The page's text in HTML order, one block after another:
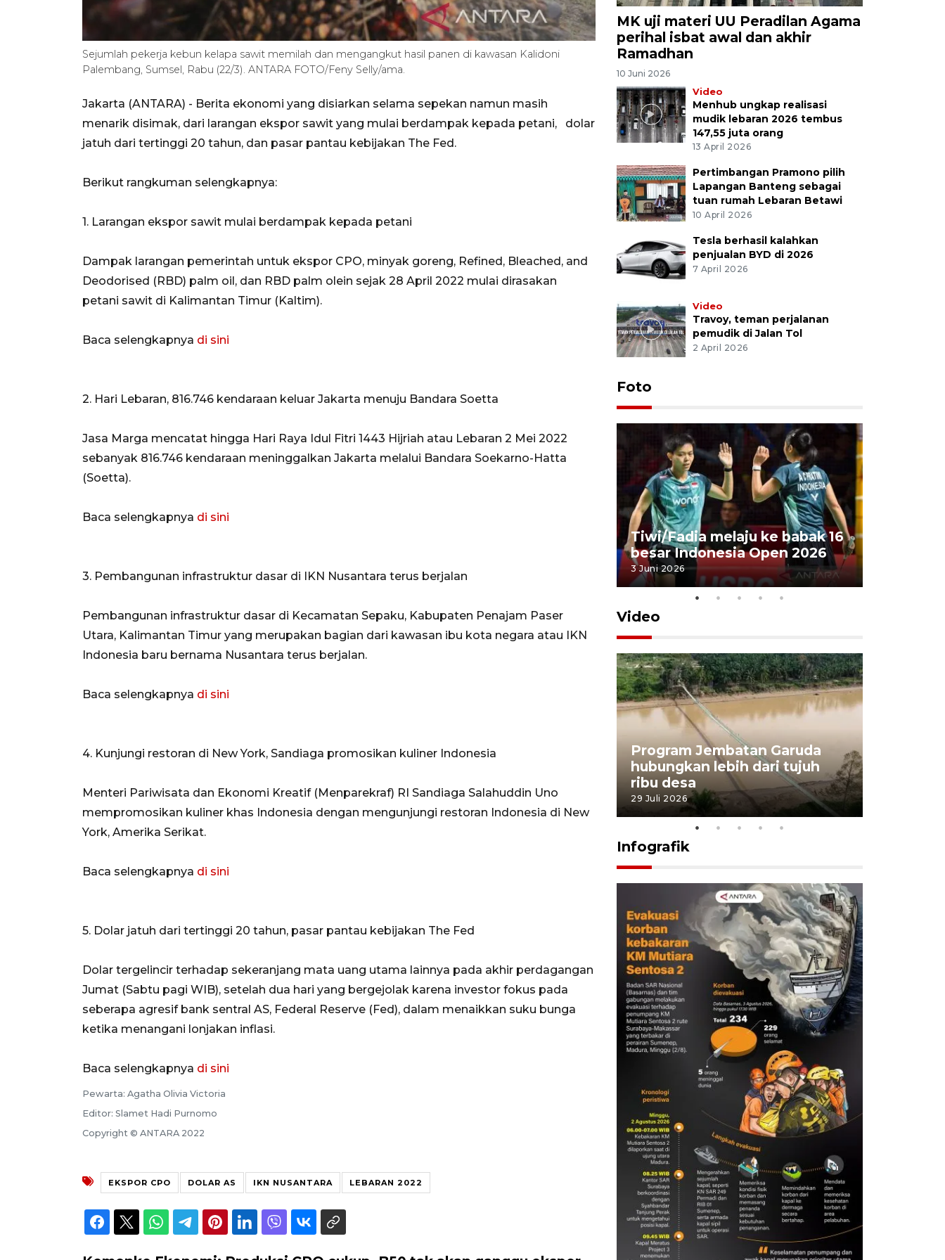
Sejumlah pekerja kebun kelapa sawit memilah dan mengangkut hasil panen di kawasan Kalidoni
Palembang, Sumsel, Rabu (22/3). ANTARA FOTO/Feny Selly/ama.
Jakarta (ANTARA) - Berita ekonomi yang disiarkan selama sepekan namun masih
menarik disimak, dari larangan ekspor sawit yang mulai berdampak kepada petani, dolar
jatuh dari tertinggi 20 tahun, dan pasar pantau kebijakan The Fed.
Berikut rangkuman selengkapnya:
1. Larangan ekspor sawit mulai berdampak kepada petani
Dampak larangan pemerintah untuk ekspor CPO, minyak goreng, Refined, Bleached, and
Deodorised (RBD) palm oil, dan RBD palm olein sejak 28 April 2022 mulai dirasakan
petani sawit di Kalimantan Timur (Kaltim).
Baca selengkapnya di sini
2. Hari Lebaran, 816.746 kendaraan keluar Jakarta menuju Bandara Soetta
Jasa Marga mencatat hingga Hari Raya Idul Fitri 1443 Hijriah atau Lebaran 2 Mei 2022
sebanyak 816.746 kendaraan meninggalkan Jakarta melalui Bandara Soekarno-Hatta
(Soetta).
Baca selengkapnya di sini
3. Pembangunan infrastruktur dasar di IKN Nusantara terus berjalan
Pembangunan infrastruktur dasar di Kecamatan Sepaku, Kabupaten Penajam Paser
Utara, Kalimantan Timur yang merupakan bagian dari kawasan ibu kota negara atau IKN
Indonesia baru bernama Nusantara terus berjalan.
Baca selengkapnya di sini
4. Kunjungi restoran di New York, Sandiaga promosikan kuliner Indonesia
Menteri Pariwisata dan Ekonomi Kreatif (Menparekraf) RI Sandiaga Salahuddin Uno
mempromosikan kuliner khas Indonesia dengan mengunjungi restoran Indonesia di New
York, Amerika Serikat.
Baca selengkapnya di sini
5. Dolar jatuh dari tertinggi 20 tahun, pasar pantau kebijakan The Fed
Dolar tergelincir terhadap sekeranjang mata uang utama lainnya pada akhir perdagangan
Jumat (Sabtu pagi WIB), setelah dua hari yang bergejolak karena investor fokus pada
seberapa agresif bank sentral AS, Federal Reserve (Fed), dalam menaikkan suku bunga
ketika menangani lonjakan inflasi.
Baca selengkapnya di sini
Pewarta: Agatha Olivia Victoria
Editor: Slamet Hadi Purnomo
Copyright © ANTARA 2022
EKSPOR CPO DOLAR AS IKN NUSANTARA LEBARAN 2022
MK uji materi UU Peradilan Agama
perihal isbat awal dan akhir
Ramadhan
10 Juni 2026
Video
Menhub ungkap realisasi
mudik lebaran 2026 tembus
147,55 juta orang
13 April 2026
Pertimbangan Pramono pilih
Lapangan Banteng sebagai
tuan rumah Lebaran Betawi
10 April 2026
Tesla berhasil kalahkan
penjualan BYD di 2026
7 April 2026
Video
Travoy, teman perjalanan
pemudik di Jalan Tol
2 April 2026
Foto
Tiwi/Fadia melaju ke babak 16
besar Indonesia Open 2026
3 Juni 2026
Video
Gabung Persebaya, striker
9 Juli 2026
Program Jembatan Garuda
hubungkan lebih dari tujuh
ribu desa
29 Juli 2026
Infografik